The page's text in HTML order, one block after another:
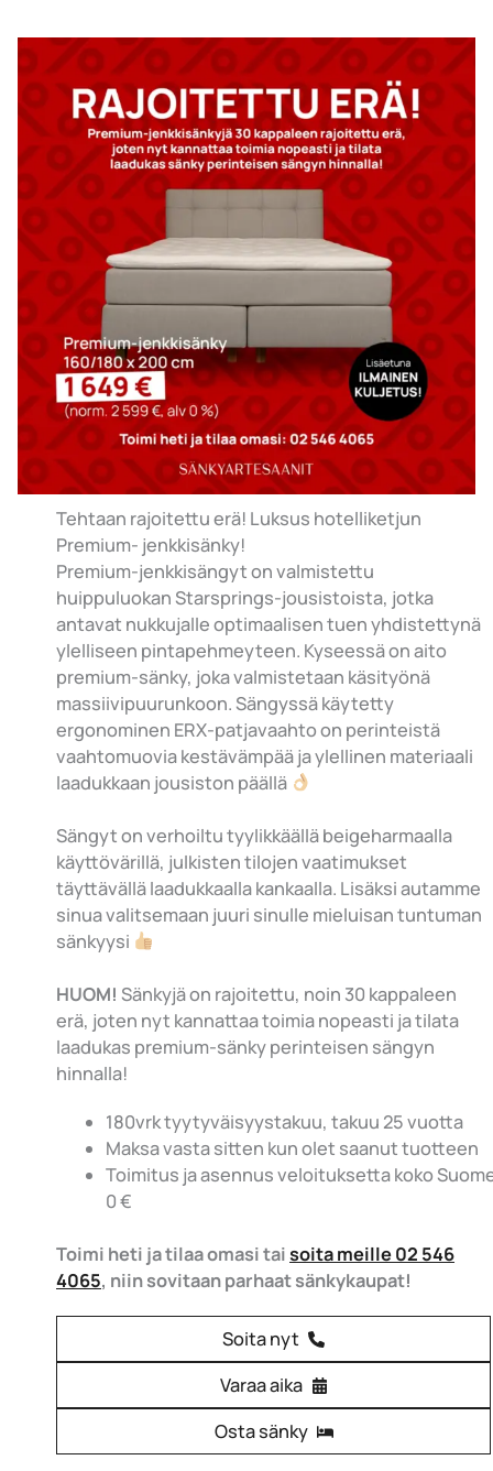
Tehtaan rajoitettu erä! Luksus hotelliketjun
Premium- jenkkisänky!
Premium-jenkkisängyt on valmistettu
huippuluokan Starsprings-jousistoista, jotka
antavat nukkujalle optimaalisen tuen yhdistettynä
ylelliseen pintapehmeyteen. Kyseessä on aito
premium-sänky, joka valmistetaan käsityönä
massiivipuurunkoon. Sängyssä käytetty
ergonominen ERX-patjavaahto on perinteistä
vaahtomuovia kestävämpää ja ylellinen materiaali
laadukkaan jousiston päällä
Sängyt on verhoiltu tyylikkäällä beigeharmaalla
käyttövärillä, julkisten tilojen vaatimukset
täyttävällä laadukkaalla kankaalla. Lisäksi autamme
sinua valitsemaan juuri sinulle mieluisan tuntuman
sänkyysi
HUOM! Sänkyjä on rajoitettu, noin 30 kappaleen
erä, joten nyt kannattaa toimia nopeasti ja tilata
laadukas premium-sänky perinteisen sängyn
hinnalla!
180vrk tyytyväisyystakuu, takuu 25 vuotta
Maksa vasta sitten kun olet saanut tuotteen
Toimitus ja asennus veloituksetta koko
0 €
Toimi heti ja tilaa omasi taisoita meille 02 546
4065, niin sovitaan parhaat sänkykaupat!
Soita nyt
Varaa aika
Osta sänky